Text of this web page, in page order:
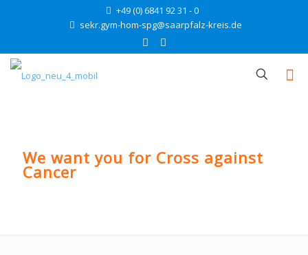
+49 (0) 6841 92 31 - 0
sekr.gym-hom-spg@saarpfalz-kreis.de
We want you for Cross against
Cancer